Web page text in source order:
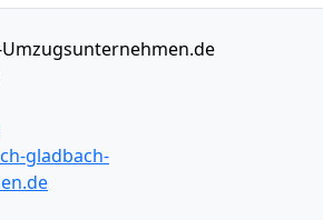
gladbach-